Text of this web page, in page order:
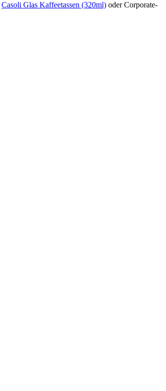
Casoli Glas Kaffeetassen (320ml) oder Corporate-